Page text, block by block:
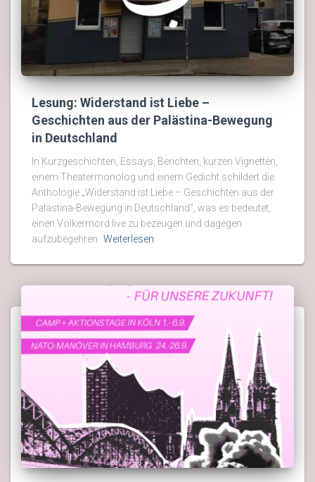
Lesung: Widerstand ist Liebe –
Geschichten aus der Palästina-Bewegung
in Deutschland
In Kurzgeschichten, Essays, Berichten, kurzen Vignetten,
einem Theatermonolog und einem Gedicht schildert die
Anthologie „Widerstand ist Liebe – Geschichten aus der
Palästina-Bewegung in Deutschland“, was es bedeutet,
einen Völkermord live zu bezeugen und dagegen
aufzubegehren. Weiterlesen